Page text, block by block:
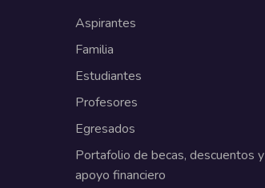
Aspirantes
Familia
Estudiantes
Profesores
Egresados
Portafolio de becas, descuentos y
apoyo financiero